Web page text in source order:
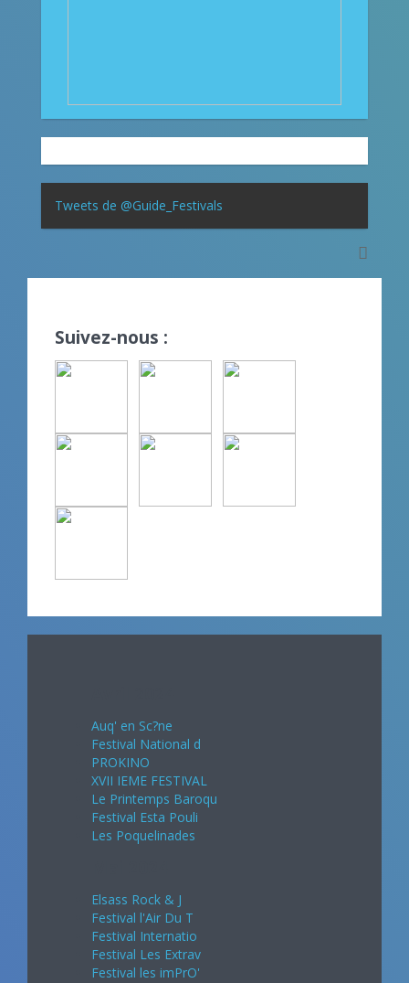
Tweets de @Guide_Festivals
Suivez-nous :
Auq' en Sc?ne
Festival National d
PROKINO
XVII IEME FESTIVAL
Le Printemps Baroqu
Festival Esta Pouli
Les Poquelinades
Elsass Rock & J
Festival l'Air Du T
Festival Internatio
Festival Les Extrav
Festival les imPrO'